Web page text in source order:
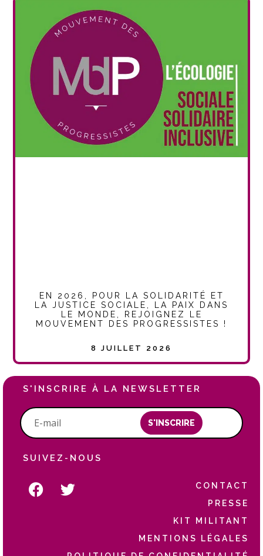
EN 2026, POUR LA SOLIDARITÉ ET
LA JUSTICE SOCIALE, LA PAIX DANS
LE MONDE, REJOIGNEZ LE
MOUVEMENT DES PROGRESSISTES !
8 JUILLET 2026
S'INSCRIRE À LA NEWSLETTER
S'INSCRIRE
SUIVEZ-NOUS
CONTACT
PRESSE
KIT MILITANT
MENTIONS LÉGALES